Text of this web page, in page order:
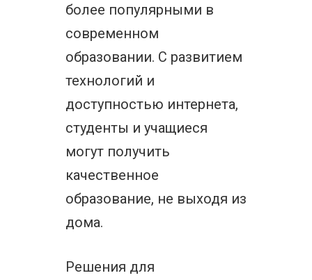
более популярными в
современном
образовании. С развитием
технологий и
доступностью интернета,
студенты и учащиеся
могут получить
качественное
образование, не выходя из
дома.
Решения для